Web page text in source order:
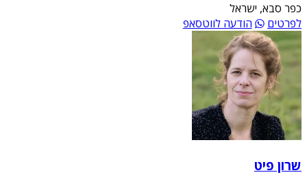
כפר סבא, ישראל
לפרטים
הודעה לווטסאפ
שרון פיט